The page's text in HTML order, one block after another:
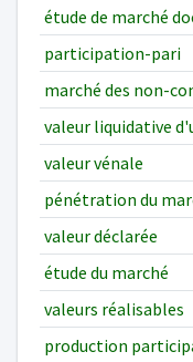
étude de marché
participation-pari
marché des non-
valeur liquidative
valeur vénale
pénétration du
valeur déclarée
étude du marché
valeurs réalisables
production